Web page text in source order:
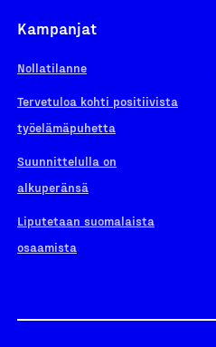
Kampanjat
Nollatilanne
Tervetuloa kohti positiivista
työelämäpuhetta
Suunnittelulla on
alkuperänsä
Liputetaan suomalaista
osaamista